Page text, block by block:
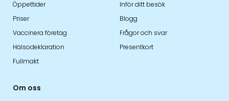
Öppettider
Priser
Vaccinera företag
Hälsodeklaration
Fullmakt
Inför ditt besök
Blogg
Frågor och svar
Presentkort
Om oss